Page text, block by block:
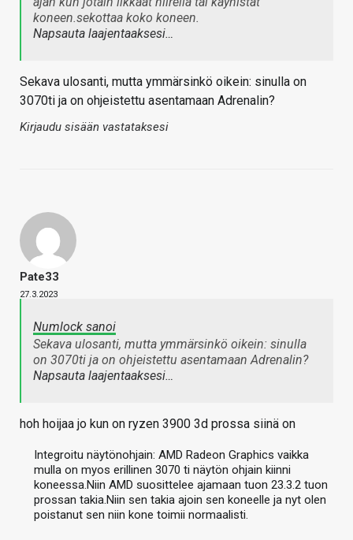
koneen.sekottaa koko koneen.
Napsauta laajentaaksesi…
Sekava ulosanti, mutta ymmärsinkö oikein: sinulla on
3070ti ja on ohjeistettu asentamaan Adrenalin?
Kirjaudu sisään vastataksesi
Pate33
27.3.2023
Numlock sanoi
Sekava ulosanti, mutta ymmärsinkö oikein: sinulla
on 3070ti ja on ohjeistettu asentamaan Adrenalin?
Napsauta laajentaaksesi…
hoh hoijaa jo kun on ryzen 3900 3d prossa siinä on
Integroitu näytönohjain: AMD Radeon Graphics vaikka
mulla on myos erillinen 3070 ti näytön ohjain kiinni
koneessa.Niin AMD suosittelee ajamaan tuon 23.3.2 tuon
prossan takia.Niin sen takia ajoin sen koneelle ja nyt olen
poistanut sen niin kone toimii normaalisti.